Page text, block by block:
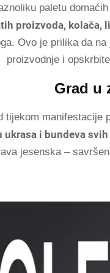
paletu
proizvoda, kolača,
Ovo je prilika da
proizvodnje i
Grad u
tijekom manifestacije
ukrasa i bundeva
jesenska –